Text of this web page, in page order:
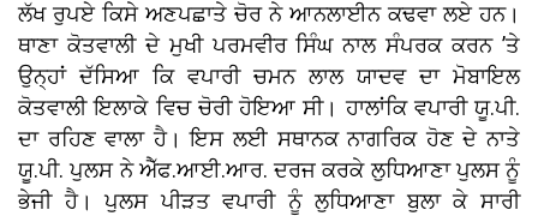
ਲੱਖ ਰੁਪਏ ਕਿਸੇ ਅਣਪਛਾਤੇ ਚੋਰ ਨੇ ਆਨਲਾਈਨ ਕਢਵਾ ਲਏ ਹਨ।
ਥਾਣਾ ਕੋਤਵਾਲੀ ਦੇ ਮੁਖੀ ਪਰਮਵੀਰ ਸਿੰਘ ਨਾਲ ਸੰਪਰਕ ਕਰਨ ’ਤੇ
ਉਨ੍ਹਾਂ ਦੱਸਿਆ ਕਿ ਵਪਾਰੀ ਚਮਨ ਲਾਲ ਯਾਦਵ ਦਾ ਮੋਬਾਇਲ
ਕੋਤਵਾਲੀ ਇਲਾਕੇ ਵਿਚ ਚੋਰੀ ਹੋਇਆ ਸੀ। ਹਾਲਾਂਕਿ ਵਪਾਰੀ ਯੂ.ਪੀ.
ਦਾ ਰਹਿਣ ਵਾਲਾ ਹੈ। ਇਸ ਲਈ ਸਥਾਨਕ ਨਾਗਰਿਕ ਹੋਣ ਦੇ ਨਾਤੇ
ਯੂ.ਪੀ. ਪੁਲਸ ਨੇ ਐੱਫ.ਆਈ.ਆਰ. ਦਰਜ ਕਰਕੇ ਲੁਧਿਆਣਾ ਪੁਲਸ ਨੂੰ
ਭੇਜੀ ਹੈ। ਪੁਲਸ ਪੀੜਤ ਵਪਾਰੀ ਨੂੰ ਲੁਧਿਆਣਾ ਬੁਲਾ ਕੇ ਸਾਰੀ